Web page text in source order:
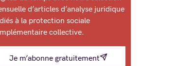
d’articles d’analyse juridique
à la protection sociale
collective.
Je m’abonne gratuitement